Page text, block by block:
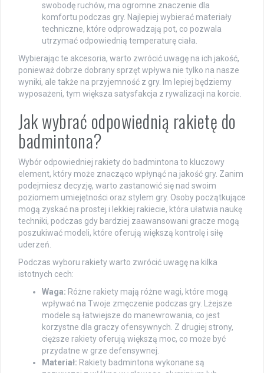
swobodę ruchów, ma ogromne znaczenie dla
komfortu podczas gry. Najlepiej wybierać materiały
techniczne, które odprowadzają pot, co pozwala
utrzymać odpowiednią temperaturę ciała.
Wybierając te akcesoria, warto zwrócić uwagę na ich jakość,
ponieważ dobrze dobrany sprzęt wpływa nie tylko na nasze
wyniki, ale także na przyjemność z gry. Im lepiej będziemy
wyposażeni, tym większa satysfakcja z rywalizacji na korcie.
Jak wybrać odpowiednią rakietę do
badmintona?
Wybór odpowiedniej rakiety do badmintona to kluczowy
element, który może znacząco wpłynąć na jakość gry. Zanim
podejmiesz decyzję, warto zastanowić się nad swoim
poziomem umiejętności oraz stylem gry. Osoby początkujące
mogą zyskać na prostej i lekkiej rakiecie, która ułatwia naukę
techniki, podczas gdy bardziej zaawansowani gracze mogą
poszukiwać modeli, które oferują większą kontrolę i siłę
uderzeń.
Podczas wyboru rakiety warto zwrócić uwagę na kilka
istotnych cech:
Waga: Różne rakiety mają różne wagi, które mogą
wpływać na Twoje zmęczenie podczas gry. Lżejsze
modele są łatwiejsze do manewrowania, co jest
korzystne dla graczy ofensywnych. Z drugiej strony,
cięższe rakiety oferują większą moc, co może być
przydatne w grze defensywnej.
Materiał: Rakiety badmintona wykonane są